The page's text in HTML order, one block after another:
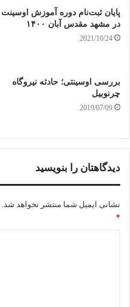
پایان ثبت‌نام دوره آموزش اوسینت
در مشهد مقدس آبان ۱۴۰۰
2021/10/24
بررسی اوسینتی؛ حادثه نیروگاه
چرنوبیل
2019/07/09
دیدگاهتان را بنویسید
نشانی ایمیل شما منتشر نخواهد شد.
*